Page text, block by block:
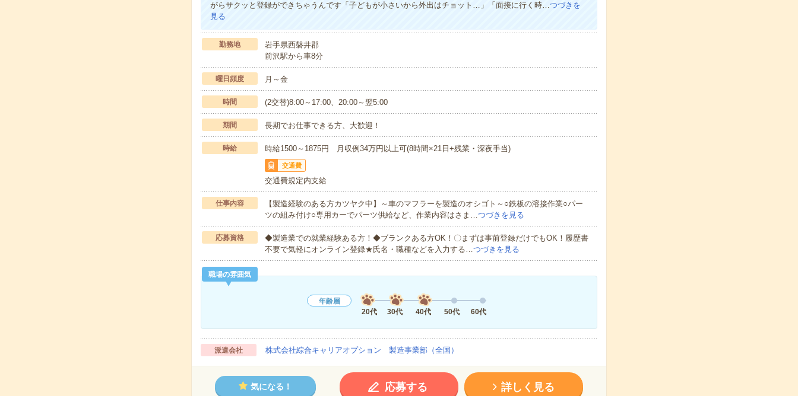
がらサクッと登録ができちゃうんです「子どもが小さいから外出はチョット…」「面接に行く時…つづきを
見る
勤務地
岩手県西磐井郡
前沢駅から車8分
曜日頻度 月～金
時間 (2交替)8:00～17:00、20:00～翌5:00
期間 長期でお仕事できる方、大歓迎！
時給 時給1500～1875円 月収例34万円以上可(8時間×21日+残業・深夜手当)
交通費
交通費規定内支給
仕事内容
【製造経験のある方カツヤク中】～車のマフラーを製造のオシゴト～○鉄板の溶接作業○パー
ツの組み付け○専用カーでパーツ供給など、作業内容はさま…つづきを見る
応募資格
◆製造業での就業経験ある方！◆ブランクある方OK！〇まずは事前登録だけでもOK！履歴書
不要で気軽にオンライン登録★氏名・職種などを入力する…つづきを見る
職場の雰囲気
年齢層
20代
30代 40代 50代 60代
派遣会社 株式会社綜合キャリアオプション 製造事業部（全国）
気になる！ 応募する 詳しく見る